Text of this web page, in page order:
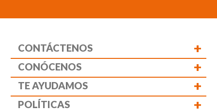
CONTÁCTENOS +
CONÓCENOS +
TE AYUDAMOS +
POLÍTICAS +